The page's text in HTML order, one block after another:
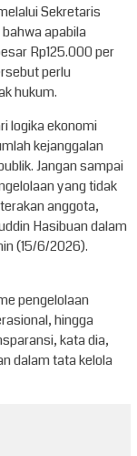
Sekretaris
apabila
Rp125.000 per
perlu
hukum.
logika ekonomi
kejanggalan
Jangan sampai
yang tidak
anggota,
Hasibuan dalam
(15/6/2026).
pengelolaan
hingga
kata dia,
dalam tata kelola